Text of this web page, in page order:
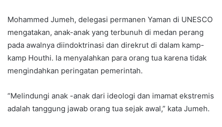
Mohammed Jumeh, delegasi permanen Yaman di UNESCO
mengatakan, anak-anak yang terbunuh di medan perang
pada awalnya diindoktrinasi dan direkrut di dalam kamp-
kamp Houthi. Ia menyalahkan para orang tua karena tidak
mengindahkan peringatan pemerintah.
“Melindungi anak -anak dari ideologi dan imamat ekstremis
adalah tanggung jawab orang tua sejak awal,” kata Jumeh.